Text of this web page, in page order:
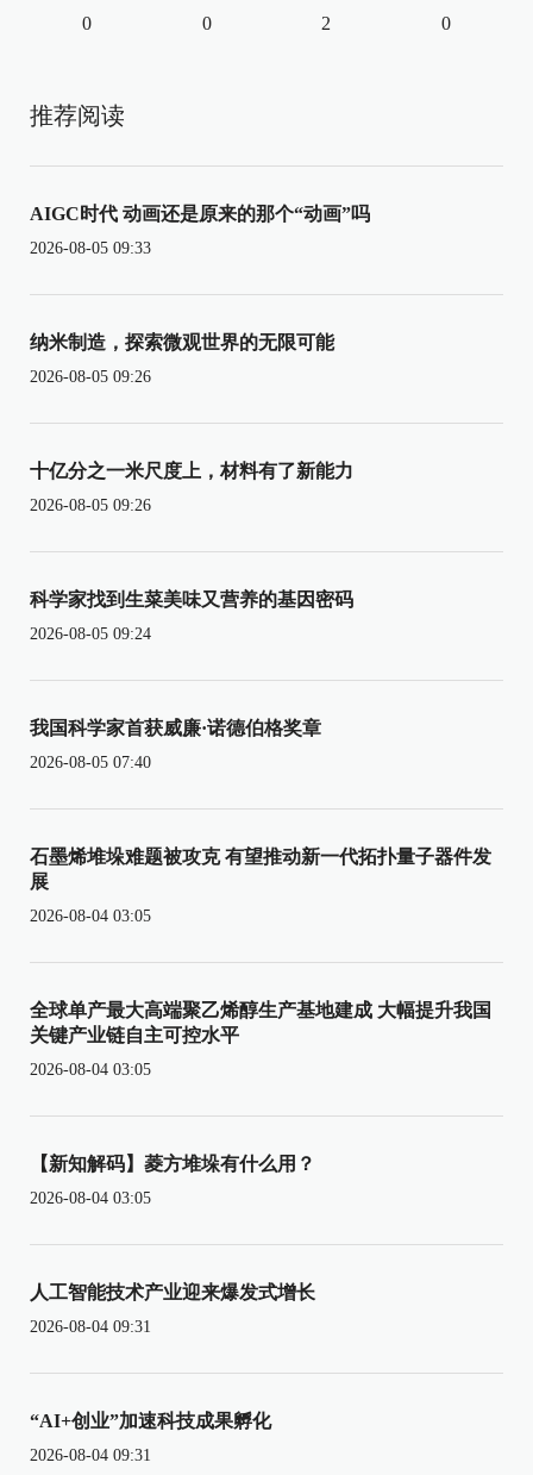
0 0 2 0
推荐阅读
AIGC时代 动画还是原来的那个“动画”吗
2026-08-05 09:33
纳米制造，探索微观世界的无限可能
2026-08-05 09:26
十亿分之一米尺度上，材料有了新能力
2026-08-05 09:26
科学家找到生菜美味又营养的基因密码
2026-08-05 09:24
我国科学家首获威廉·诺德伯格奖章
2026-08-05 07:40
石墨烯堆垛难题被攻克 有望推动新一代拓扑量子器件发
展
2026-08-04 03:05
全球单产最大高端聚乙烯醇生产基地建成 大幅提升我国
关键产业链自主可控水平
2026-08-04 03:05
【新知解码】菱方堆垛有什么用？
2026-08-04 03:05
人工智能技术产业迎来爆发式增长
2026-08-04 09:31
“AI+创业”加速科技成果孵化
2026-08-04 09:31